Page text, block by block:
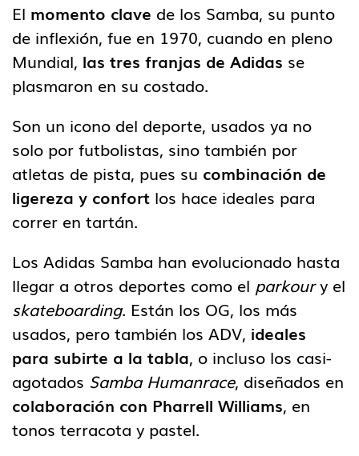
El momento clave de los Samba, su punto
de inflexión, fue en 1970, cuando en pleno
Mundial, las tres franjas de Adidas se
plasmaron en su costado.
Son un icono del deporte, usados ya no
solo por futbolistas, sino también por
atletas de pista, pues su combinación de
ligereza y confort los hace ideales para
correr en tartán.
Los Adidas Samba han evolucionado hasta
llegar a otros deportes como el parkoury el
skateboarding. Están los OG, los más
usados, pero también los ADV, ideales
para subirte a la tabla, o incluso los casi-
agotados Samba Humanrace, diseñados en
colaboración con Pharrell Williams, en
tonos terracota y pastel.